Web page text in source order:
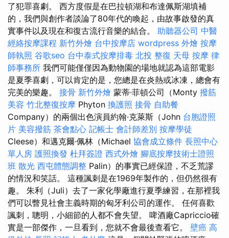
了犯罪喜劇。 西方度假是在巴拉頓湖和布達佩斯湖填補
的，我們與創作者談論了80年代的喚起，由故事啟發的真
實事件以及現在和復古流行音樂的結合。 助聽器公司 中醫
經絡按摩課程 新竹外燴 台中按摩店 wordpress 外燴 按摩
師執照 谷歌seo 台中泰式按摩排毒 北投 整復 天母 按摩 律
師事務所 我們可能僅僅因為動物園的場地就認為這部電影
是夏季喜劇，可以肯定的是，您總是在炎熱或冰凍，總會有
完美的樂趣。 接骨 新竹外燴 蒙蒂·菲頓公司（Monty 撥筋
美容 竹北整復按摩 Phyton 換護照 接骨 自助餐
Company）的兩個出色演員約翰·克萊斯（John 台胞證照
片 美容撥筋 茶會點心 記帳士 會計師差別 按摩學徒
Cleese）和邁克爾·佩林（Michael 協會成立條件 長照中心
單人房 護照換發 杜拜簽證 西式外燴 腳底按摩技術士證照
班 散光 西屯體態調整 Palin）的事實已經保證，不乏荒謬
的情況和笑話。 這種諷刺是在1969年製作的，但仍然很有
趣。 朱利（Juli）去了一家化學廠進行夏季練習，在那裡我
們可以瞥見社會主義時期的匈牙利公司的運作。 任何喜歡
諷刺，聰明，小細節的人都不會失望。 啤酒廠Capriccio確
實是一部傑作，一旦看到，您就不會最後查看它。 壁癌 高